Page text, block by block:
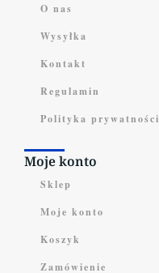
O nas
Wysyłka
Kontakt
Regulamin
Polityka prywatności
Moje konto
Sklep
Moje konto
Koszyk
Zamówienie